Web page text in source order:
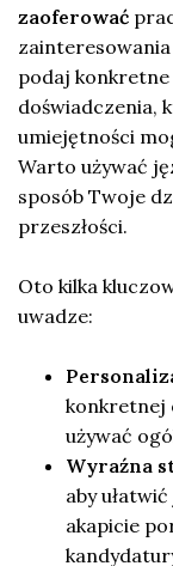
zaoferować
podaj konkretne
doświadczenia,
umiejętności
Warto używać
sposób Twoje
przeszłości.
Oto kilka
uwadze:
konkretnej
używać
Wyraźna
aby
akapicie